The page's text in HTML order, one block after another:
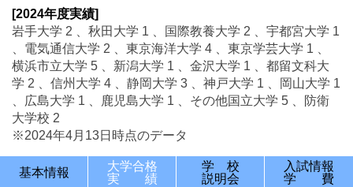
[2024年度実績]
岩手大学 2 、秋田大学 1 、国際教養大学 2 、宇都宮大学 1
、電気通信大学 2 、東京海洋大学 4 、東京学芸大学 1 、
横浜市立大学 5 、新潟大学 1 、金沢大学 1 、都留文科大
学 2 、信州大学 4 、静岡大学 3 、神戸大学 1 、岡山大学 1
、広島大学 1 、鹿児島大学 1 、その他国立大学 5 、防衛
大学校 2
※2024年4月13日時点のデータ
基本情報
大学合格
実 績
学 校
説明会
入試情報
学 費